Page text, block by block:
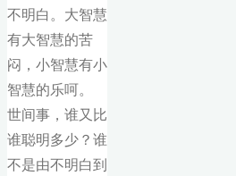
不明白。大智慧
有大智慧的苦
闷，小智慧有小
智慧的乐呵。
世间事，谁又比
谁聪明多少？谁
不是由不明白到